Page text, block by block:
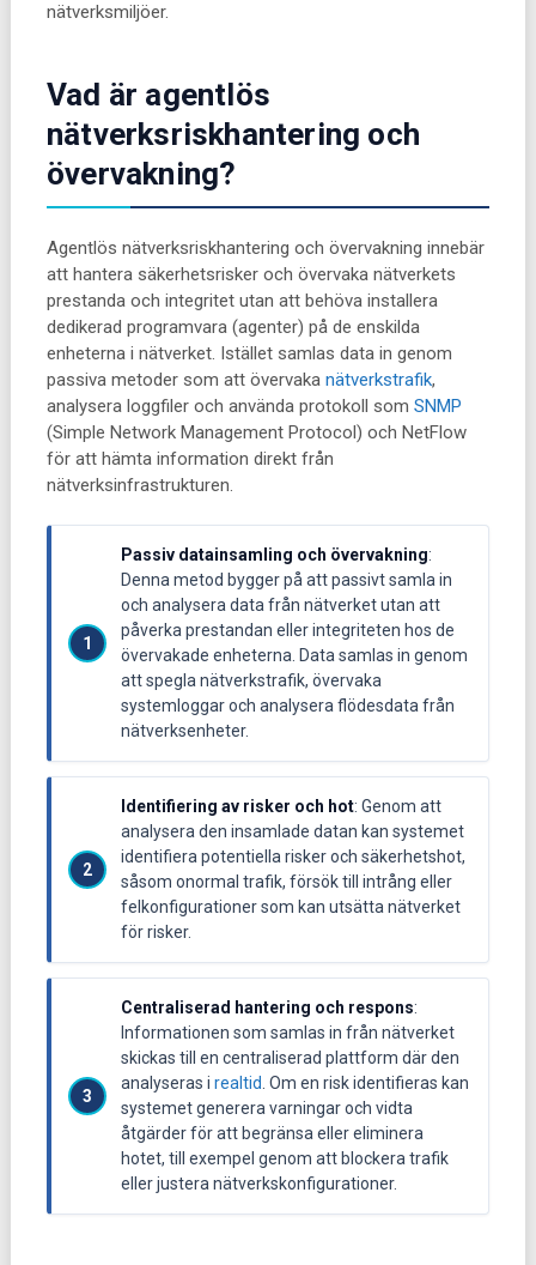
nätverksmiljöer.
Vad är agentlös
nätverksriskhantering och
övervakning?
Agentlös nätverksriskhantering och övervakning innebär
att hantera säkerhetsrisker och övervaka nätverkets
prestanda och integritet utan att behöva installera
dedikerad programvara (agenter) på de enskilda
enheterna i nätverket. Istället samlas data in genom
passiva metoder som att övervaka nätverkstrafik,
analysera loggfiler och använda protokoll som SNMP
(Simple Network Management Protocol) och NetFlow
för att hämta information direkt från
nätverksinfrastrukturen.
Passiv datainsamling och övervakning:
Denna metod bygger på att passivt samla in
och analysera data från nätverket utan att
påverka prestandan eller integriteten hos de
övervakade enheterna. Data samlas in genom
att spegla nätverkstrafik, övervaka
systemloggar och analysera flödesdata från
nätverksenheter.
Identifiering av risker och hot: Genom att
analysera den insamlade datan kan systemet
identifiera potentiella risker och säkerhetshot,
såsom onormal trafik, försök till intrång eller
felkonfigurationer som kan utsätta nätverket
för risker.
Centraliserad hantering och respons:
Informationen som samlas in från nätverket
skickas till en centraliserad plattform där den
analyseras i realtid . Om en risk identifieras kan
systemet generera varningar och vidta
åtgärder för att begränsa eller eliminera
hotet, till exempel genom att blockera trafik
eller justera nätverkskonfigurationer.